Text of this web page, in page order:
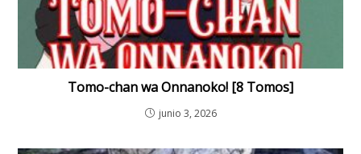
Tomo-chan wa Onnanoko! [8 Tomos]
junio 3, 2026